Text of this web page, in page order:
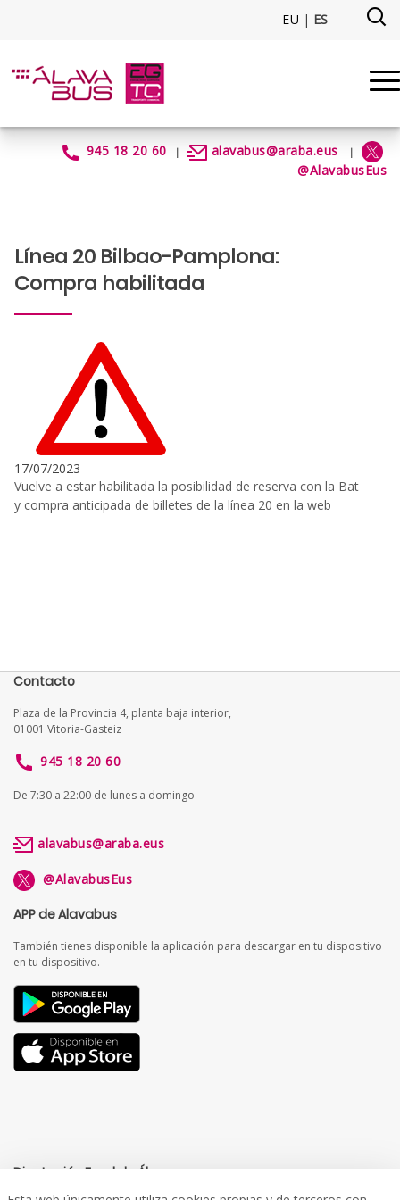
EU | ES
Linea20_Comprahabilitada -
945 18 20 60 | alavabus@araba.eus |
@AlavabusEus
Línea 20 Bilbao-Pamplona:
Compra habilitada
17/07/2023
Vuelve a estar habilitada la posibilidad de reserva con la Bat
y compra anticipada de billetes de la línea 20 en la web
Contacto
Plaza de la Provincia 4, planta baja interior,
01001 Vitoria-Gasteiz
945 18 20 60
De 7:30 a 22:00 de lunes a domingo
alavabus@araba.eus
@AlavabusEus
APP de Alavabus
También tienes disponible la aplicación para descargar en tu dispositivo
en tu dispositivo.
Diputación Foral de Álava